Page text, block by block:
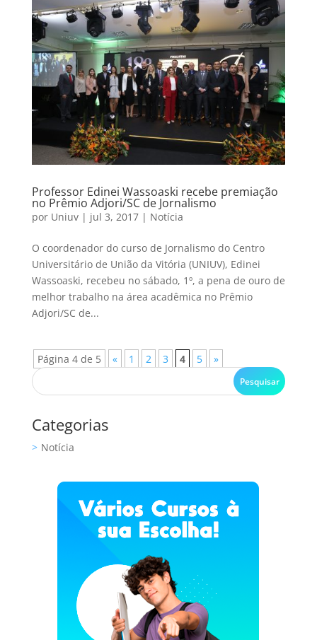
Professor Edinei Wassoaski recebe premiação
no Prêmio Adjori/SC de Jornalismo
por Uniuv| jul 3, 2017| Notícia
O coordenador do curso de Jornalismo do Centro
Universitário de União da Vitória (UNIUV), Edinei
Wassoaski, recebeu no sábado, 1º, a pena de ouro de
melhor trabalho na área acadêmica no Prêmio
Adjori/SC de...
Página 4 de 5 « 1 2 3 4 5 »
Categorias
Notícia